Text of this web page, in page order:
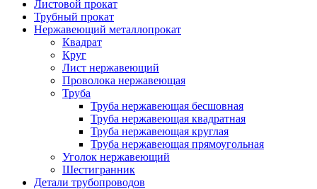
Листовой прокат
Трубный прокат
Нержавеющий металлопрокат
Квадрат
Круг
Лист нержавеющий
Проволока нержавеющая
Труба
Труба нержавеющая бесшовная
Труба нержавеющая квадратная
Труба нержавеющая круглая
Труба нержавеющая прямоугольная
Уголок нержавеющий
Шестигранник
Детали трубопроводов